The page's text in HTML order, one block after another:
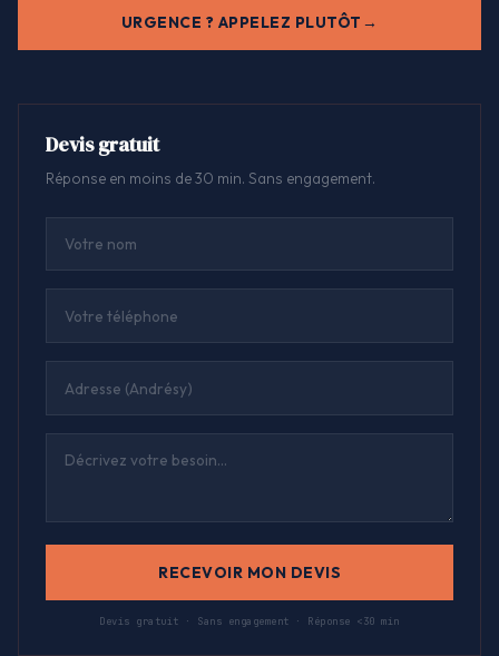
URGENCE ? APPELEZ PLUTÔT
Devis gratuit
Réponse en moins de 30 min. Sans engagement.
RECEVOIR MON DEVIS
Devis gratuit · Sans engagement · Réponse <30 min